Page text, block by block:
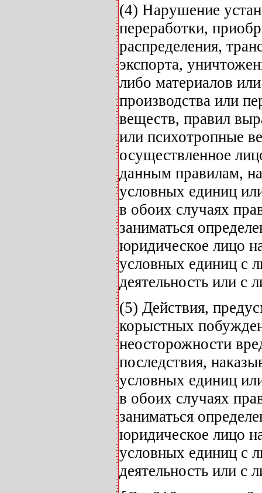
(4) Нарушение
переработки,
распределения,
экспорта,
либо материалов
производства или
веществ, правил
или психотропные
осуществленное
данным правилам,
условных единиц
в обоих случаях
заниматься
юридическое лицо
условных единиц с
деятельность или с
(5) Действия,
корыстных
неосторожности
последствия,
условных единиц
в обоих случаях
заниматься
юридическое лицо
условных единиц с
деятельность или с